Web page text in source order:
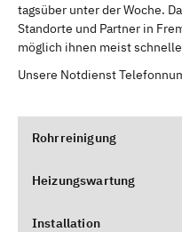
tagsüber unter der Woche.
Standorte und Partner in
möglich ihnen meist
Unsere Notdienst
Rohrreinigung
Heizungswartung
Installation